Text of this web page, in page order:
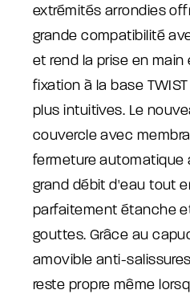
extrémités arrondies
grande compatibilité
et rend la prise en main
fixation à la base
plus intuitives. Le
couvercle avec
fermeture automatique
grand débit d'eau tout
parfaitement étanche
gouttes. Grâce au
amovible anti-
reste propre même